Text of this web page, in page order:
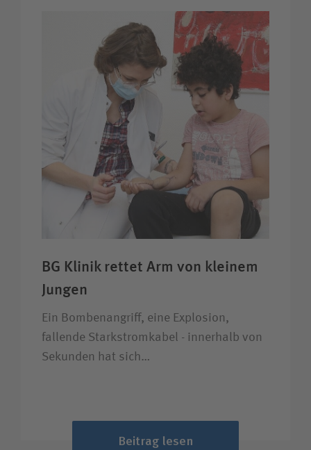
BG Klinik rettet Arm von kleinem
Jungen
Ein Bombenangriff, eine Explosion,
fallende Starkstromkabel - innerhalb von
Sekunden hat sich…
Beitrag lesen